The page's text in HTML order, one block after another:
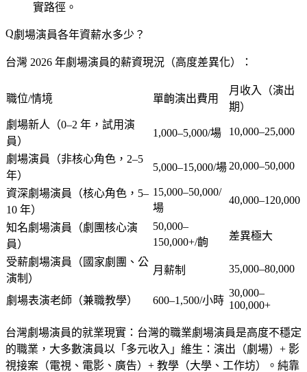
實路徑。
劇場演員各年資薪水多少？
台灣 2026 年劇場演員的薪資現況（高度差異化）：
職位/情境 單齣演出費用
月收入（演出
期）
劇場新人（0–2 年，試用演
員）
1,000–5,000/場 10,000–25,000
劇場演員（非核心角色，2–5
年）
5,000–15,000/場 20,000–50,000
資深劇場演員（核心角色，5–
10 年）
15,000–50,000/
場
40,000–120,000
知名劇場演員（劇團核心演
員）
50,000–
150,000+/齣
差異極大
受薪劇場演員（國家劇團、公
演制）
月薪制 35,000–80,000
劇場表演老師（兼職教學） 600–1,500/小時
30,000–
100,000+
台灣劇場演員的就業現實 ：台灣的職業劇場演員是高度不穩定
的職業，大多數演員以「多元收入」維生：演出（劇場）+ 影
視接案（電視、電影、廣告）+ 教學（大學、工作坊）。純靠